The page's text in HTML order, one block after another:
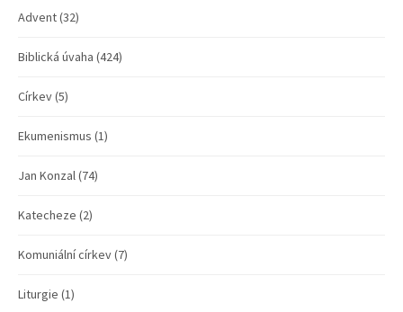
Advent(32)
Biblická úvaha (424)
Církev(5)
Ekumenismus (1)
Jan Konzal(74)
Katecheze (2)
Komuniální církev(7)
Liturgie (1)